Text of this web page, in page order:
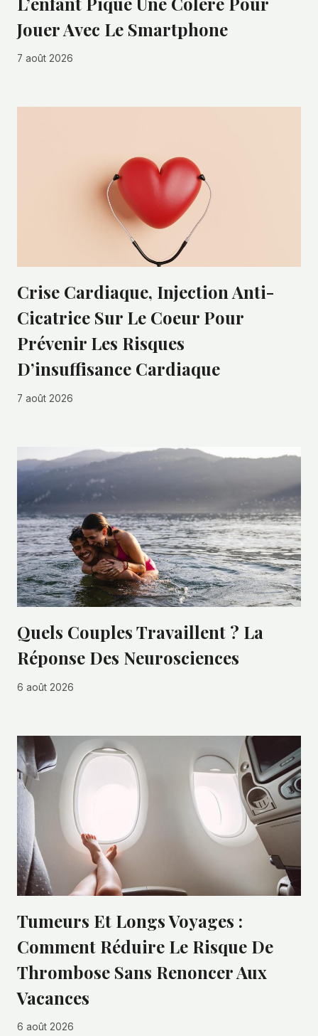
Jouer Avec Le Smartphone
7 août 2026
Crise Cardiaque, Injection Anti-
Cicatrice Sur Le Coeur Pour
Prévenir Les Risques
D’insuffisance Cardiaque
7 août 2026
Quels Couples Travaillent ? La
Réponse Des Neurosciences
6 août 2026
Tumeurs Et Longs Voyages :
Comment Réduire Le Risque De
Thrombose Sans Renoncer Aux
Vacances
6 août 2026